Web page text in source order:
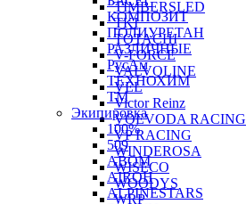
TIMBERSLED
TKI
TOTACHI
V-FORCE
VALVOLINE
VEL
Victor Reinz
VOEVODA RACING
VP RACING
WINDEROSA
WISECO
WOODYS
WRP
КОМПОЗИТ
ПОЛИУРЕТАН
РАЗЛИЧНЫЕ
РусАм
ТЕХНОХИМ
ТМ
Экипировка
100%
509
ABOM
AIROH
ALPINESTARS